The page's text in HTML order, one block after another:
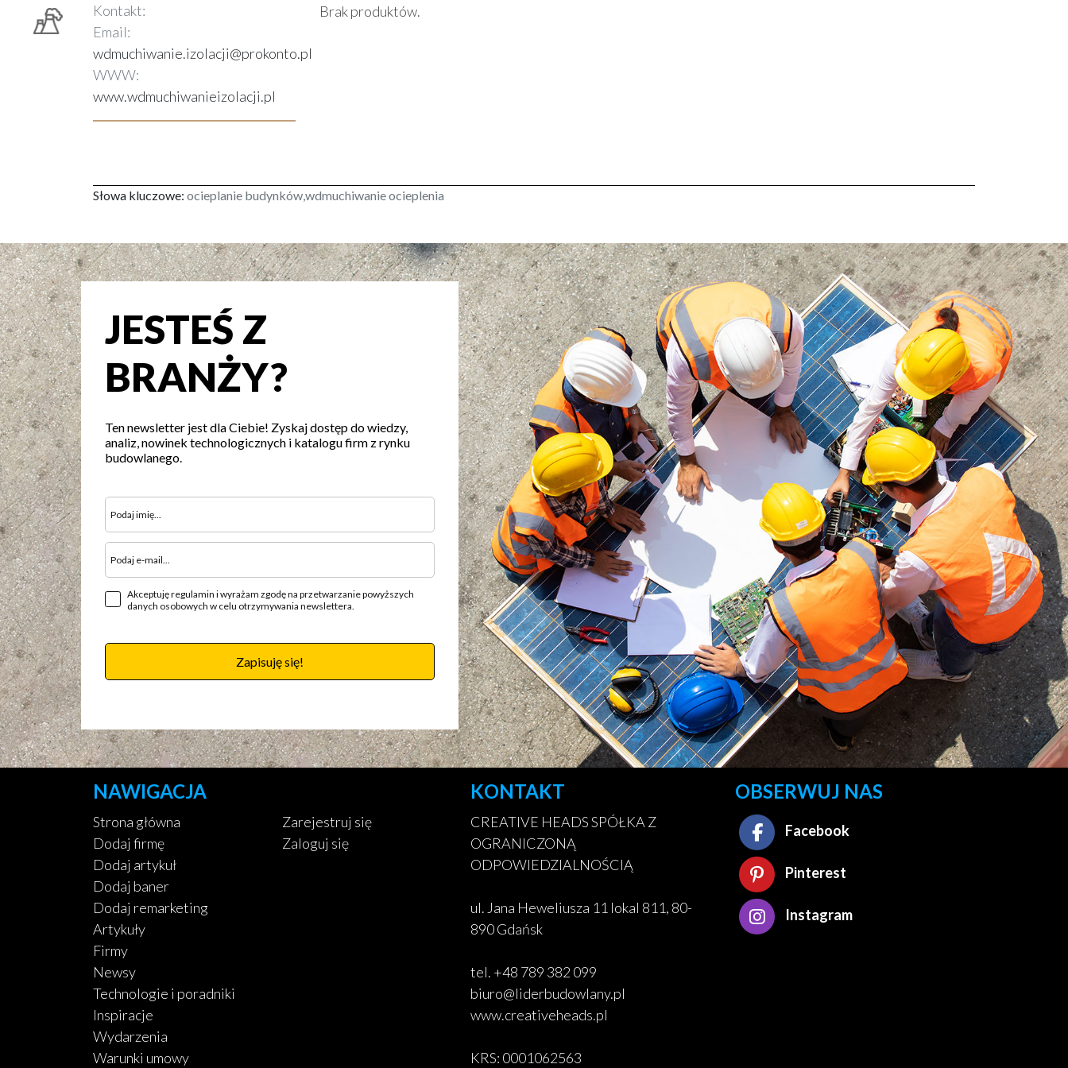
Kontakt:
Email:
wdmuchiwanie.izolacji@prokonto.pl
WWW:
www.wdmuchiwanieizolacji.pl
Brak produktów.
Słowa kluczowe: ocieplanie budynków,wdmuchiwanie ocieplenia
JESTEŚ Z
BRANŻY?
Ten newsletter jest dla Ciebie! Zyskaj dostęp do wiedzy,
analiz, nowinek technologicznych i katalogu firm z rynku
budowlanego.
Akceptuję regulamin i wyrażam zgodę na przetwarzanie powyższych
danych osobowych w celu otrzymywania newslettera.
Zapisuję się!
NAWIGACJA
Strona główna
Dodaj firmę
Dodaj artykuł
Dodaj baner
Dodaj remarketing
Artykuły
Firmy
Newsy
Technologie i poradniki
Inspiracje
Wydarzenia
Warunki umowy
Zarejestruj się
Zaloguj się
KONTAKT
CREATIVE HEADS SPÓŁKA Z
OGRANICZONĄ
ODPOWIEDZIALNOŚCIĄ
ul. Jana Heweliusza 11 lokal 811, 80-
890 Gdańsk
tel. +48 789 382 099
biuro@liderbudowlany.pl
www.creativeheads.pl
KRS: 0001062563
OBSERWUJ NAS
Facebook
Pinterest
Instagram